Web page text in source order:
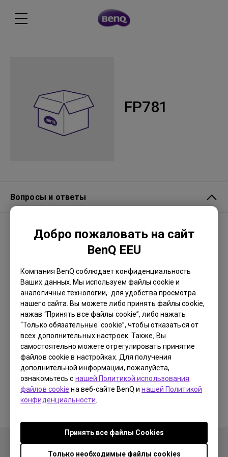
Добро пожаловать на сайт
BenQ EEU
Компания BenQ соблюдает конфиденциальность
Ваших данных. Мы используем файлы cookie и
аналогичные технологии, для удобства просмотра
нашего сайта. Вы можете либо принять файлы cookie,
нажав “Принять все файлы cookie”, либо нажать
“Только обязательные cookie”, чтобы отказаться от
всех дополнительных настроек. Также, Вы
самостоятельно можете отрегулировать принятие
файлов cookie в настройках. Для получения
дополнительной информации, пожалуйста,
ознакомьтесь с нашей Политикой использования
файлов cookie на веб-сайте BenQ инашей Политикой
конфиденциальности
Только необходимые файлы cookies
Принять все файлы Сookies
FP781
Вопросы и ответы
Связь Настройка и эксплуатация
Почему мой монитор BenQ не может
отображать должным образом через кабель
USB-C (тип C)?